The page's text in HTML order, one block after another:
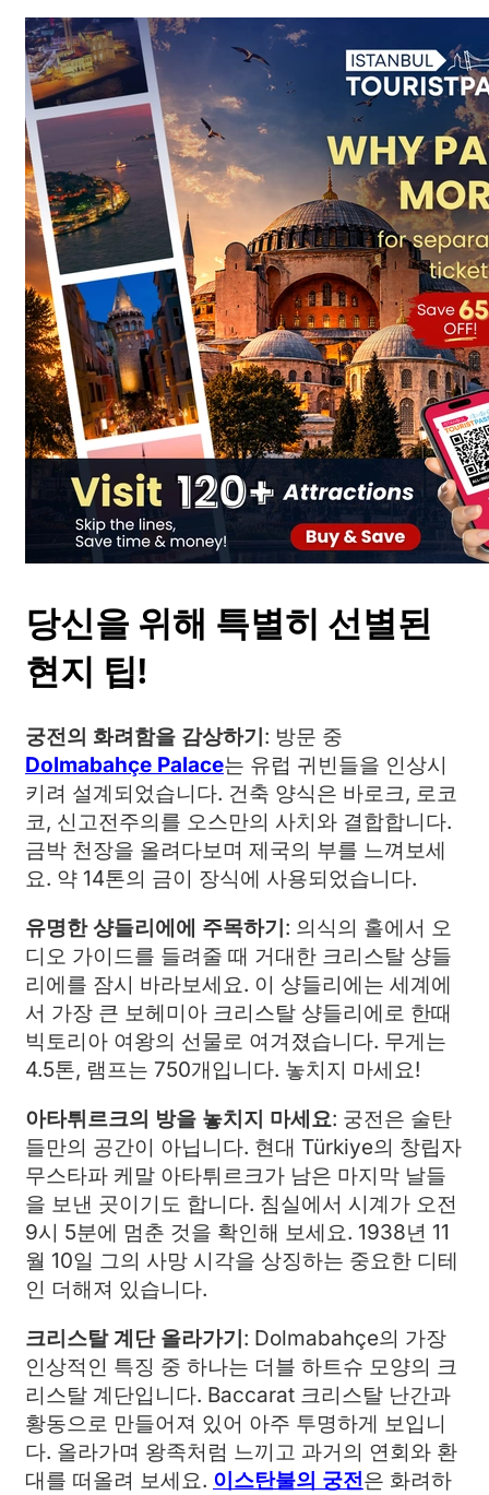
당신을 위해 특별히 선별된
현지 팁!
궁전의 화려함을 감상하기 : 방문 중
Dolmabahçe Palace는 유럽 귀빈들을 인상시
키려 설계되었습니다. 건축 양식은 바로크, 로코
코, 신고전주의를 오스만의 사치와 결합합니다.
금박 천장을 올려다보며 제국의 부를 느껴보세
요. 약 14톤의 금이 장식에 사용되었습니다.
유명한 샹들리에에 주목하기 : 의식의 홀에서 오
디오 가이드를 들려줄 때 거대한 크리스탈 샹들
리에를 잠시 바라보세요. 이 샹들리에는 세계에
서 가장 큰 보헤미아 크리스탈 샹들리에로 한때
빅토리아 여왕의 선물로 여겨졌습니다. 무게는
4.5톤, 램프는 750개입니다. 놓치지 마세요!
아타튀르크의 방을 놓치지 마세요: 궁전은 술탄
들만의 공간이 아닙니다. 현대 Türkiye의 창립자
무스타파 케말 아타튀르크가 남은 마지막 날들
을 보낸 곳이기도 합니다. 침실에서 시계가 오전
9시 5분에 멈춘 것을 확인해 보세요. 1938년 11
월 10일 그의 사망 시각을 상징하는 중요한 디테
인 더해져 있습니다.
크리스탈 계단 올라가기 : Dolmabahçe의 가장
인상적인 특징 중 하나는 더블 하트슈 모양의 크
리스탈 계단입니다. Baccarat 크리스탈 난간과
황동으로 만들어져 있어 아주 투명하게 보입니
다. 올라가며 왕족처럼 느끼고 과거의 연회와 환
대를 떠올려 보세요. 이스탄불의 궁전은 화려하